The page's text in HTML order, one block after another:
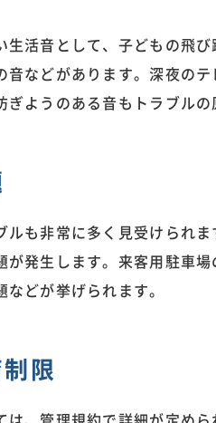
生活音として、子どもの飛
音などがあります。深夜の
ようのある音もトラブルの
ルも非常に多く見受けられ
が発生します。来客用駐車
どが挙げられます。
限